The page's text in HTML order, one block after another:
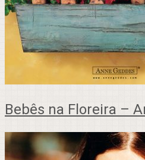
Bebês na Floreira –